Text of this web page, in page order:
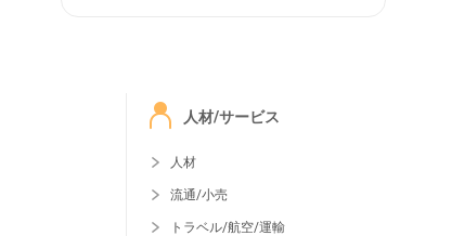
人材/サービス
人材
流通/小売
トラベル/航空/運輸